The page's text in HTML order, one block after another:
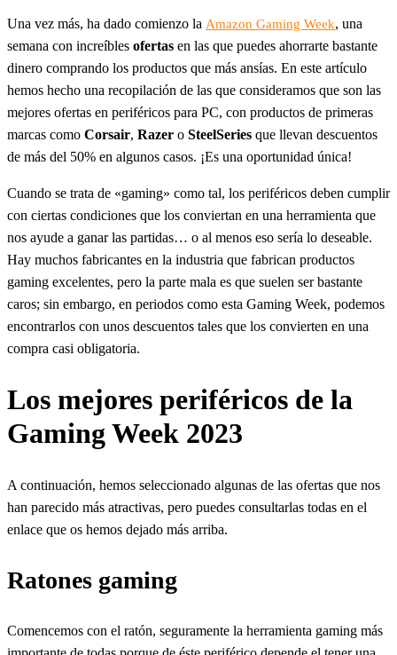
Una vez más, ha dado comienzo la Amazon Gaming Week, una
semana con increíbles ofertas en las que puedes ahorrarte bastante
dinero comprando los productos que más ansías. En este artículo
hemos hecho una recopilación de las que consideramos que son las
mejores ofertas en periféricos para PC, con productos de primeras
marcas como Corsair, Razer o SteelSeries que llevan descuentos
de más del 50% en algunos casos. ¡Es una oportunidad única!
Cuando se trata de «gaming» como tal, los periféricos deben cumplir
con ciertas condiciones que los conviertan en una herramienta que
nos ayude a ganar las partidas… o al menos eso sería lo deseable.
Hay muchos fabricantes en la industria que fabrican productos
gaming excelentes, pero la parte mala es que suelen ser bastante
caros; sin embargo, en periodos como esta Gaming Week, podemos
encontrarlos con unos descuentos tales que los convierten en una
compra casi obligatoria.
Los mejores periféricos de la
Gaming Week 2023
A continuación, hemos seleccionado algunas de las ofertas que nos
han parecido más atractivas, pero puedes consultarlas todas en el
enlace que os hemos dejado más arriba.
Ratones gaming
Comencemos con el ratón, seguramente la herramienta gaming más